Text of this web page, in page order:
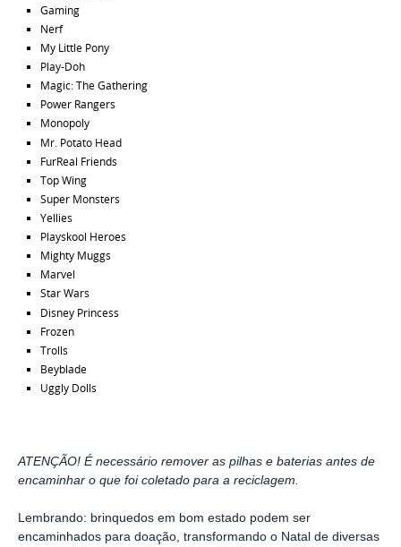
Gaming
Nerf
My Little Pony
Play-Doh
Magic: The Gathering
Power Rangers
Monopoly
Mr. Potato Head
FurReal Friends
Top Wing
Super Monsters
Yellies
Playskool Heroes
Mighty Muggs
Marvel
Star Wars
Disney Princess
Frozen
Trolls
Beyblade
Uggly Dolls
ATENÇÃO! É necessário remover as pilhas e baterias antes de
encaminhar o que foi coletado para a reciclagem.
Lembrando: brinquedos em bom estado podem ser
encaminhados para doação, transformando o Natal de diversas